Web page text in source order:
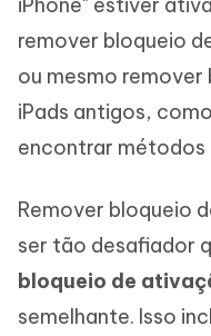
remover bloqueio
ou mesmo
iPads antigos,
encontrar métodos
Remover bloqueio
ser tão desafiador
bloqueio de
semelhante. Isso